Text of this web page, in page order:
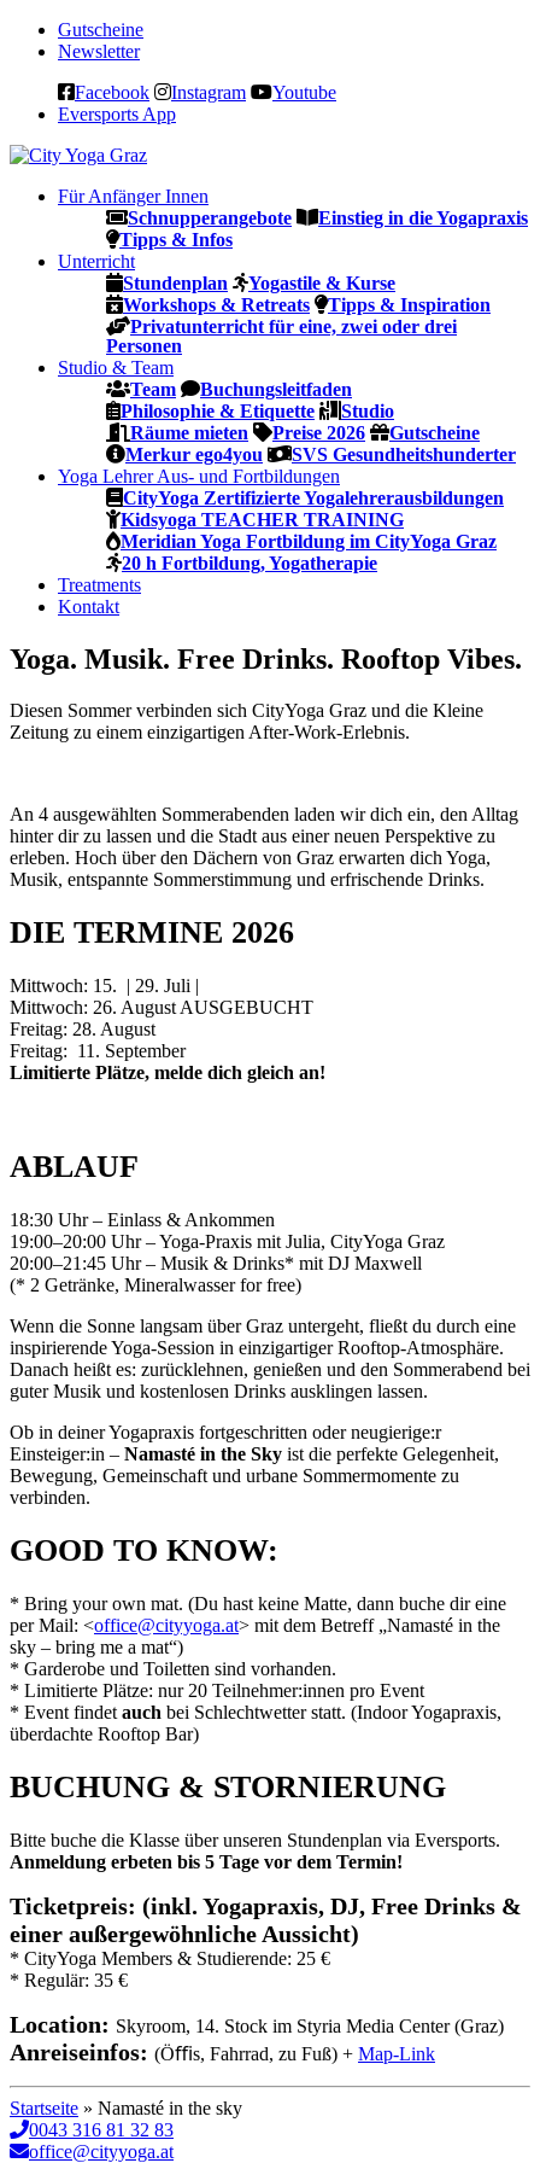
Gutscheine
Newsletter
Facebook Instagram Youtube
Eversports App
Für Anfänger Innen
Schnupperangebote
Einstieg in die Yogapraxis
Tipps & Infos
Unterricht
Stundenplan
Yogastile & Kurse
Workshops & Retreats
Tipps & Inspiration
Privatunterricht für eine, zwei oder drei
Personen
Studio & Team
Team
Buchungsleitfaden
Philosophie & Etiquette
Studio
Räume mieten
Preise 2026
Gutscheine
Merkur ego4you
SVS Gesundheitshunderter
Yoga Lehrer Aus- und Fortbildungen
CityYoga Zertifizierte Yogalehrerausbildungen
Kidsyoga TEACHER TRAINING
Meridian Yoga Fortbildung im CityYoga Graz
20 h Fortbildung, Yogatherapie
Treatments
Kontakt
Yoga. Musik. Free Drinks. Rooftop Vibes.
Diesen Sommer verbinden sich CityYoga Graz und die Kleine
Zeitung zu einem einzigartigen After-Work-Erlebnis.
An 4 ausgewählten Sommerabenden laden wir dich ein, den Alltag
hinter dir zu lassen und die Stadt aus einer neuen Perspektive zu
erleben. Hoch über den Dächern von Graz erwarten dich Yoga,
Musik, entspannte Sommerstimmung und erfrischende Drinks.
DIE TERMINE 2026
Mittwoch: 15. | 29. Juli |
Mittwoch: 26. August AUSGEBUCHT
Freitag: 28. August
Freitag: 11. September
Limitierte Plätze, melde dich gleich an!
ABLAUF
18:30 Uhr – Einlass & Ankommen
19:00–20:00 Uhr – Yoga-Praxis mit Julia, CityYoga Graz
20:00–21:45 Uhr – Musik & Drinks* mit DJ Maxwell
(* 2 Getränke, Mineralwasser for free)
Wenn die Sonne langsam über Graz untergeht, fließt du durch eine
inspirierende Yoga-Session in einzigartiger Rooftop-Atmosphäre.
Danach heißt es: zurücklehnen, genießen und den Sommerabend bei
guter Musik und kostenlosen Drinks ausklingen lassen.
Ob in deiner Yogapraxis fortgeschritten oder neugierige:r
Einsteiger:in – Namasté in the Sky ist die perfekte Gelegenheit,
Bewegung, Gemeinschaft und urbane Sommermomente zu
verbinden.
GOOD TO KNOW:
* Bring your own mat. (Du hast keine Matte, dann buche dir eine
per Mail: <office@cityyoga.at> mit dem Betreff „Namasté in the
sky – bring me a mat“)
* Garderobe und Toiletten sind vorhanden.
* Limitierte Plätze: nur 20 Teilnehmer:innen pro Event
* Event findet auch bei Schlechtwetter statt. (Indoor Yogapraxis,
überdachte Rooftop Bar)
BUCHUNG & STORNIERUNG
Bitte buche die Klasse über unseren Stundenplan via Eversports.
Anmeldung erbeten bis 5 Tage vor dem Termin!
Ticketpreis: (inkl. Yogapraxis, DJ, Free Drinks &
einer außergewöhnliche Aussicht)
* CityYoga Members & Studierende: 25 €
* Regulär: 35 €
Location: Skyroom, 14. Stock im Styria Media Center (Graz)
Anreiseinfos: (Öﬃs, Fahrrad, zu Fuß) + Map-Link
Startseite » Namasté in the sky
0043 316 81 32 83
office@cityyoga.at